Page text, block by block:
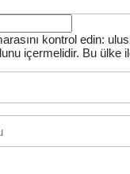
kontrol edin:
içermelidir. Bu ülke